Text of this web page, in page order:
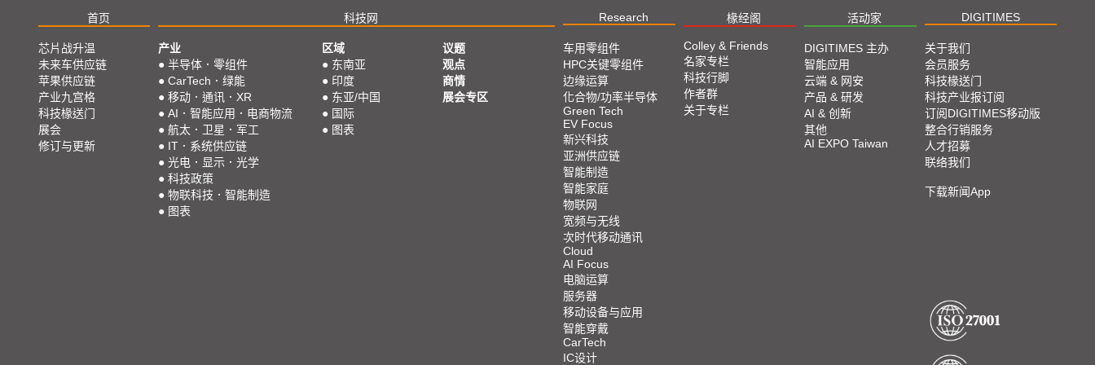
首页 科技网 Research 椽经阁 活动家 DIGITIMES
芯片战升温
未来车供应链
苹果供应链
产业九宫格
科技椽送门
展会
修订与更新
产业
● 半导体．零组件
● CarTech．绿能
● 移动．通讯．XR
● AI．智能应用．电商物流
● 航太．卫星．军工
● IT．系统供应链
● 光电．显示．光学
● 科技政策
● 物联科技．智能制造
● 图表
区域
● 东南亚
● 印度
● 东亚/中国
● 国际
● 图表
议题
观点
商情
展会专区
车用零组件
HPC关键零组件
边缘运算
化合物/功率半导体
Green Tech
EV Focus
新兴科技
亚洲供应链
智能制造
智能家庭
物联网
宽频与无线
次时代移动通讯
Cloud
AI Focus
电脑运算
服务器
移动设备与应用
智能穿戴
CarTech
IC设计
Colley & Friends
名家专栏
科技行脚
作者群
关于专栏
DIGITIMES 主办
智能应用
云端 & 网安
产品 & 研发
AI & 创新
其他
AI EXPO Taiwan
关于我们
会员服务
科技椽送门
科技产业报订阅
订阅DIGITIMES移动版
整合行销服务
人才招募
联络我们
下载新闻App